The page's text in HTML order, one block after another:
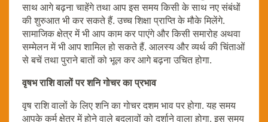
साथ आगे बढ़ना चाहेंगे तथा आप इस समय किसी के साथ नए संबंधों
की शुरुआत भी कर सकते हैं. उच्च शिक्षा प्राप्ति के मौके मिलेंगे.
सामाजिक क्षेत्र में भी आप काम कर पाएंगे और किसी समारोह अथवा
सम्मेलन में भी आप शामिल हो सकते हैं. आलस्य और व्यर्थ की चिंताओं
से बचें तथा पुराने बातों को भूल कर आगे बढ़ना उचित होगा.
वृषभ राशि वालों पर शनि गोचर का प्रभाव
वृष राशि वालों के लिए शनि का गोचर दशम भाव पर होगा. यह समय
आपके कर्म क्षेत्र में होने वाले बदलावों को दर्शाने वाला होगा. इस समय